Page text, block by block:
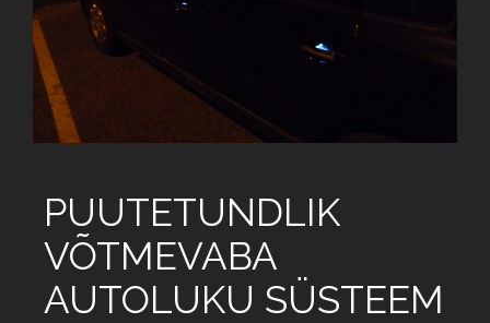
PUUTETUNDLIK
VÕTMEVABA
AUTOLUKU SÜSTEEM